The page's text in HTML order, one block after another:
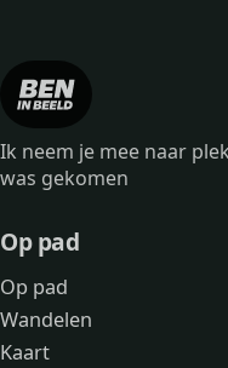
Ik neem je mee naar
was gekomen
Op pad
Op pad
Wandelen
Kaart